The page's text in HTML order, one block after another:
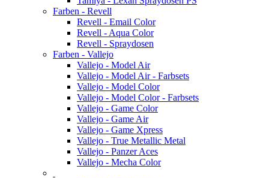
Farben - Revell
Revell - Email Color
Revell - Aqua Color
Revell - Spraydosen
Farben - Vallejo
Vallejo - Model Air
Vallejo - Model Air - Farbsets
Vallejo - Model Color
Vallejo - Model Color - Farbsets
Vallejo - Game Color
Vallejo - Game Air
Vallejo - Game Xpress
Vallejo - True Metallic Metal
Vallejo - Panzer Aces
Vallejo - Mecha Color